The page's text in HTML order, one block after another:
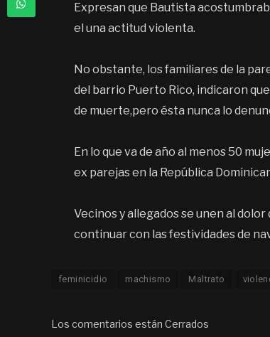
Expresan que Bautista
el una actitud violenta.
No obstante, los familiares de la
del barrio Puerto Rico, indicaron
de muerte,pero ésta nunca lo
En lo que va de año al menos 50
ex parejas en la República
Vecinos y allegados se unen al
continuar con las festividades de
feminicidio machismo Maltrato
Los comentarios están Cerrados